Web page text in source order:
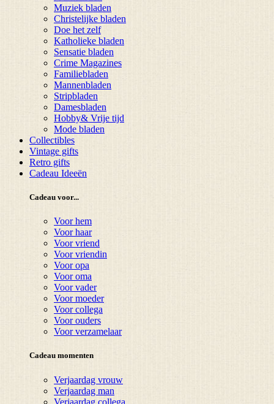
Muziek bladen
Christelijke bladen
Doe het zelf
Katholieke bladen
Sensatie bladen
Crime Magazines
Familiebladen
Mannenbladen
Stripbladen
Damesbladen
Hobby& Vrije tijd
Mode bladen
Collectibles
Vintage gifts
Retro gifts
Cadeau Ideeën
Cadeau voor...
Voor hem
Voor haar
Voor vriend
Voor vriendin
Voor opa
Voor oma
Voor vader
Voor moeder
Voor collega
Voor ouders
Voor verzamelaar
Cadeau momenten
Verjaardag vrouw
Verjaardag man
Verjaardag collega